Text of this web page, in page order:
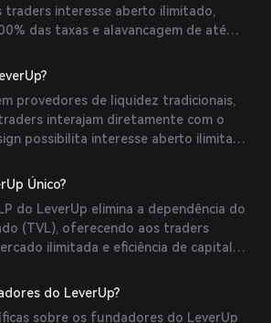
traders interesse aberto ilimitado,
das taxas e alavancagem de até
uma experiência de
transparente e eficiente, sem as
de liquidez tradicionais.
provedores de liquidez tradicionais,
interajam diretamente com o
possibilita interesse aberto ilimitado
as taxas do protocolo sejam
aos traders, aumentando a eficiência
Único?
do LeverUp elimina a dependência do
(TVL), oferecendo aos traders
ilimitada e eficiência de capital
disso, sua stablecoin nativa, LVUSD,
e composabilidade em todo o
do LeverUp?
sobre os fundadores do LeverUp